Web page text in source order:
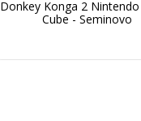
Donkey Konga 2
Cube - Seminovo